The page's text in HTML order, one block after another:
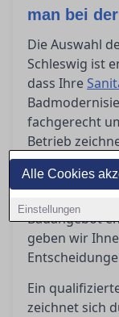
Alle Cookies
Einstellungen
man bei
Die Auswahl
Schleswig ist
dass Ihre
fachgerecht
Betrieb
und
untermauern.
Badangebot
geben wir
Ein
zeichnet sich